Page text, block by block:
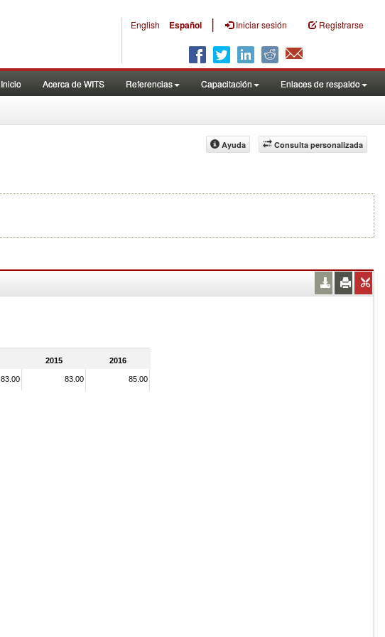
English Español | Iniciar sesión Registrarse
Inicio Acerca de WITS Referencias Capacitación Enlaces de respaldo
Consulta personalizada
Ayuda
2015 2016
83.00 83.00 85.00